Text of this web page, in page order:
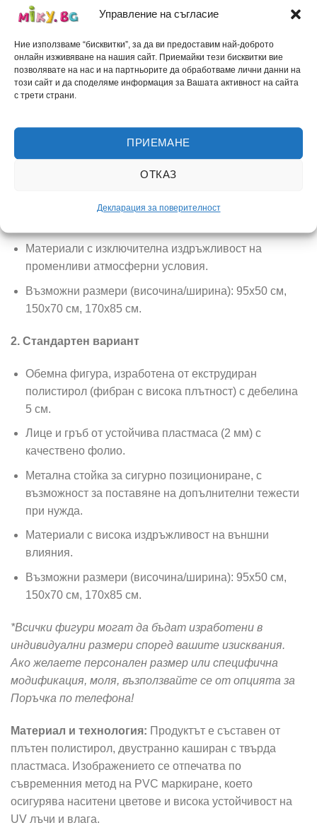
Управление на съгласие
Ние използваме “бисквитки”, за да ви предоставим най-доброто
онлайн изживяване на нашия сайт. Приемайки тези бисквитки вие
позволявате на нас и на партньорите да обработваме лични данни на
този сайт и да споделяме информация за Вашата активност на сайта
с трети страни.
ПРИЕМАНЕ
ОТКАЗ
Декларация за поверителност
Изберете най-подходящия вариант за вашите
нужди:
1. Премиум вариант
Специален вътрешен метален скелет за
Материали с изключителна издръжливост на
променливи атмосферни условия.
Възможни размери (височина/ширина): 95х50 см,
150х70 см, 170х85 см.
2. Стандартен вариант
Обемна фигура, изработена от екструдиран
полистирол (фибран с висока плътност) с дебелина
5 см.
Лице и гръб от устойчива пластмаса (2 мм) с
качествено фолио.
Метална стойка за сигурно позициониране, с
възможност за поставяне на допълнителни тежести
при нужда.
Материали с висока издръжливост на външни
влияния.
Възможни размери (височина/ширина): 95х50 см,
150х70 см, 170х85 см.
*Всички фигури могат да бъдат изработени в
индивидуални размери според вашите изисквания.
Ако желаете персонален размер или специфична
модификация, моля, възползвайте се от опцията за
Поръчка по телефона!
Материал и технология: Продуктът е съставен от
плътен полистирол, двустранно каширан с твърда
пластмаса. Изображението се отпечатва по
съвременния метод на PVC маркиране, което
осигурява наситени цветове и висока устойчивост на
UV лъчи и влага.